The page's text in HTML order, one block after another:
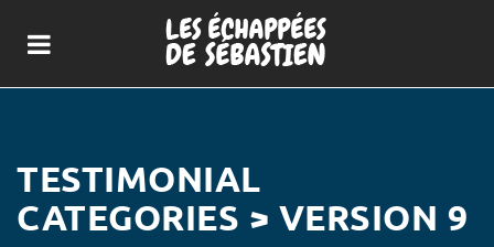
TESTIMONIAL
CATEGORIES > VERSION 9